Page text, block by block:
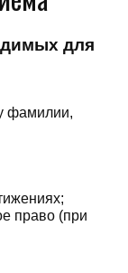
для
фамилии,
право (при